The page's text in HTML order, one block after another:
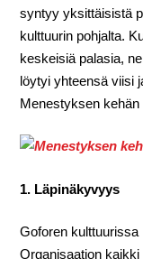
syntyy yksittäisistä
kulttuurin pohjalta.
keskeisiä palasia,
löytyi yhteensä viisi
Menestyksen kehän
1. Läpinäkyvyys
Goforen
Organisaation